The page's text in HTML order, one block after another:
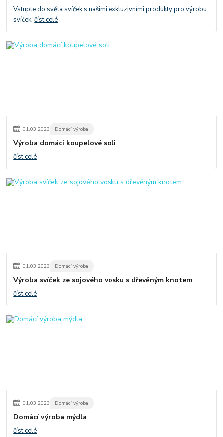
Vstupte do světa svíček s našimi exkluzivními produkty pro výrobu
svíček.číst celé
01.03.2023 Domácí výroba
Výroba domácí koupelové soli
číst celé
01.03.2023 Domácí výroba
Výroba svíček ze sojového vosku s dřevěným knotem
číst celé
01.03.2023 Domácí výroba
Domácí výroba mýdla
číst celé